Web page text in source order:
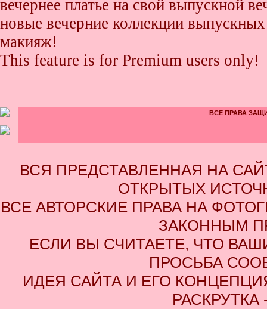
вечернее платье на свой выпускной
новые вечерние коллекции
макияж!
This feature is for Premium users only!
ВСЕ ПРАВА
ВСЯ ПРЕДСТАВЛЕННАЯ НА
ОТКРЫТЫХ
ВСЕ АВТОРСКИЕ ПРАВА НА
ЗАКОННЫМ
ЕСЛИ ВЫ СЧИТАЕТЕ, ЧТО
ПРОСЬБА
ИДЕЯ САЙТА И ЕГО
РАСКРУТКА